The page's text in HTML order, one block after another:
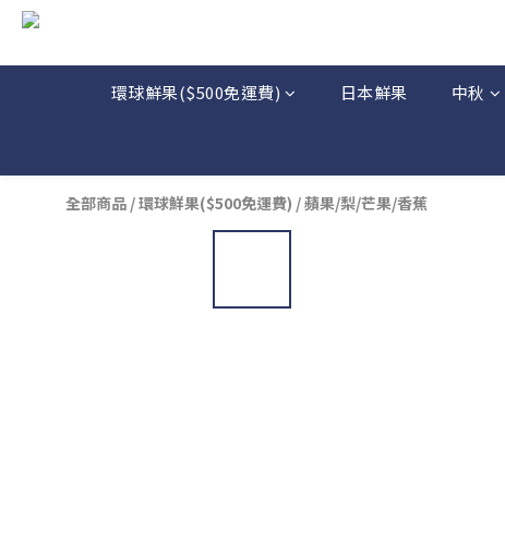
環球鮮果($500免運費) 日本鮮果 中秋
全部商品 /環球鮮果($500免運費) /蘋果/梨/芒果/香蕉